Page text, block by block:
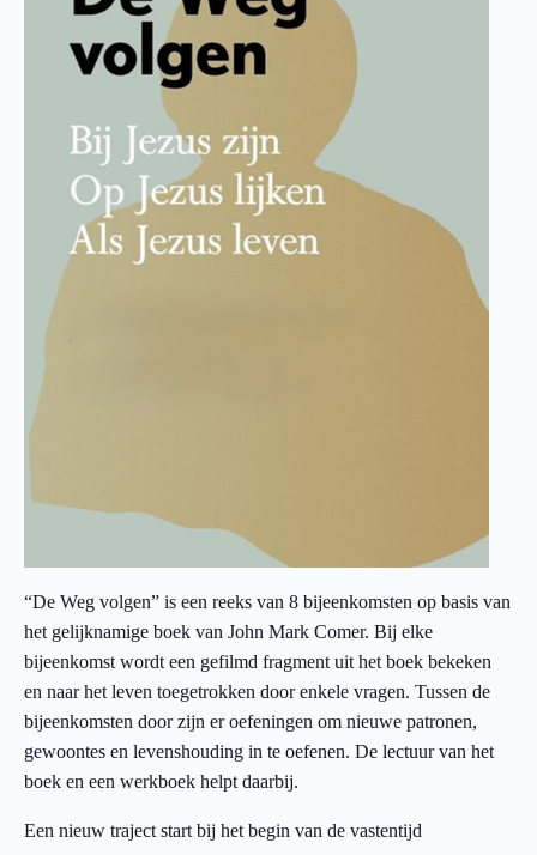
“De Weg volgen” is een reeks van 8 bijeenkomsten op basis van
het gelijknamige boek van John Mark Comer. Bij elke
bijeenkomst wordt een gefilmd fragment uit het boek bekeken
en naar het leven toegetrokken door enkele vragen. Tussen de
bijeenkomsten door zijn er oefeningen om nieuwe patronen,
gewoontes en levenshouding in te oefenen. De lectuur van het
boek en een werkboek helpt daarbij.
Een nieuw traject start bij het begin van de vastentijd